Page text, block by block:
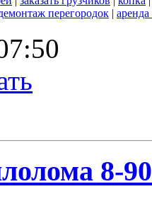
перегородок |
8-